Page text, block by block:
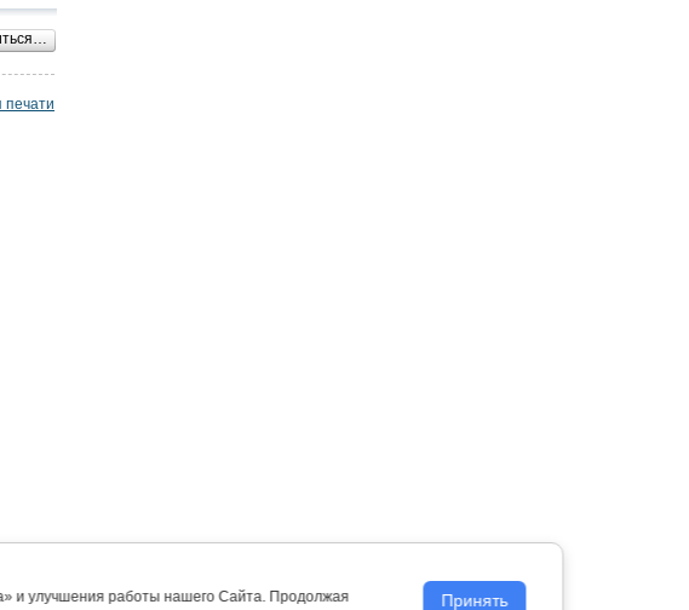
печати
и улучшения работы нашего Сайта. Продолжая Принять